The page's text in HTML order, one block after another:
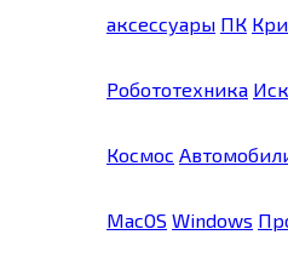
аксессуары ПК
Робототехника
Космос
MacOS Windows